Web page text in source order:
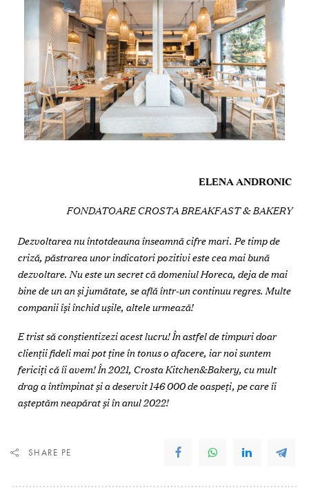
ELENA ANDRONIC
FONDATOARE CROSTA BREAKFAST & BAKERY
Dezvoltarea nu întotdeauna înseamnă cifre mari. Pe timp de
criză, păstrarea unor indicatori pozitivi este cea mai bună
dezvoltare. Nu este un secret că domeniul Horeca, deja de mai
bine de un an și jumătate, se află într-un continuu regres. Multe
companii își închid ușile, altele urmează!
E trist să conștientizezi acest lucru! În astfel de timpuri doar
clienții fideli mai pot ține în tonus o afacere, iar noi suntem
fericiți că îi avem! În 2021, Crosta Kitchen&Bakery, cu mult
drag a întîmpinat și a deservit 146 000 de oaspeți, pe care îi
așteptăm neapărat și în anul 2022!
SHARE PE